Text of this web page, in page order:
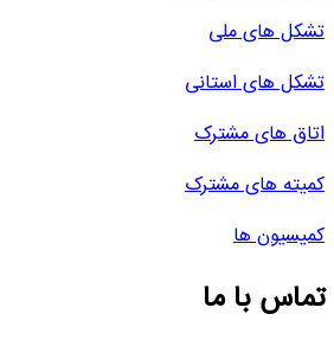
تشکل های ملی
تشکل های استانی
اتاق های مشترک
کمیته های مشترک
کمیسیون ها
تماس با ما